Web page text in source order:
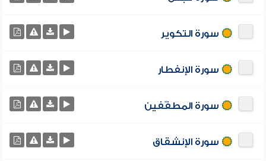
سورة التكوير
سورة الإنفطار
سورة المطفّفين
سورة الإنشقاق